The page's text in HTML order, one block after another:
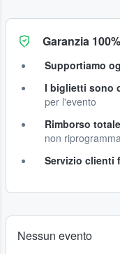
Garanzia 100%
Supportiamo
I biglietti sono
per l'evento
Rimborso
non
Servizio clienti
Nessun evento